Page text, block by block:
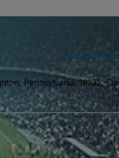
politique de
vous désinscrire à tout moment.
Pennsylvania, 18235,